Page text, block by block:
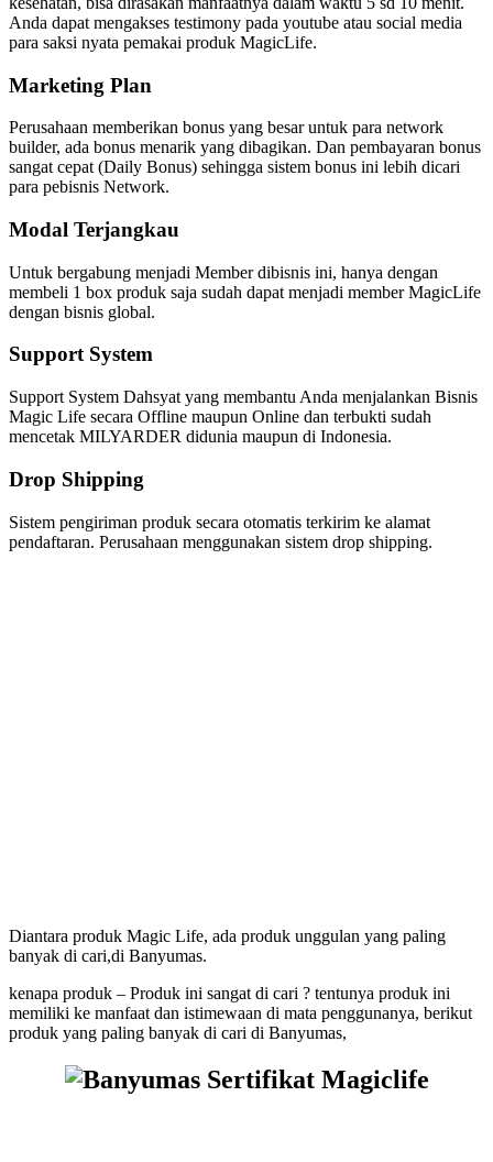
Anda dapat mengakses testimony pada youtube atau social media
para saksi nyata pemakai produk MagicLife.
Marketing Plan
Perusahaan memberikan bonus yang besar untuk para network
builder, ada bonus menarik yang dibagikan. Dan pembayaran bonus
sangat cepat (Daily Bonus) sehingga sistem bonus ini lebih dicari
para pebisnis Network.
Modal Terjangkau
Untuk bergabung menjadi Member dibisnis ini, hanya dengan
membeli 1 box produk saja sudah dapat menjadi member MagicLife
dengan bisnis global.
Support System
Support System Dahsyat yang membantu Anda menjalankan Bisnis
Magic Life secara Offline maupun Online dan terbukti sudah
mencetak MILYARDER didunia maupun di Indonesia.
Drop Shipping
Sistem pengiriman produk secara otomatis terkirim ke alamat
pendaftaran. Perusahaan menggunakan sistem drop shipping.
Diantara produk Magic Life, ada produk unggulan yang paling
banyak di cari,di Banyumas.
kenapa produk – Produk ini sangat di cari ? tentunya produk ini
memiliki ke manfaat dan istimewaan di mata penggunanya, berikut
produk yang paling banyak di cari di Banyumas,